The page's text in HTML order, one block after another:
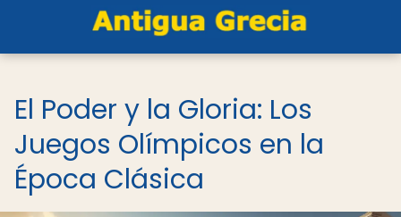
El Poder y la Gloria: Los
Juegos Olímpicos en la
Época Clásica